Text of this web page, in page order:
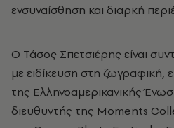
ενσυναίσθηση και διαρκή
Ο Τάσος Σπετσιέρης είναι
με ειδίκευση στη
της Ελληνοαμερικανικής
διευθυντής της Moments